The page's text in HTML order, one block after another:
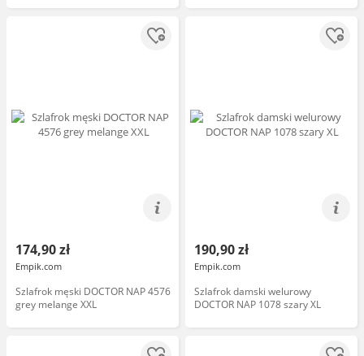
174,90 zł
Empik.com
Szlafrok męski DOCTOR NAP 4576
grey melange XXL
190,90 zł
Empik.com
Szlafrok damski welurowy
DOCTOR NAP 1078 szary XL